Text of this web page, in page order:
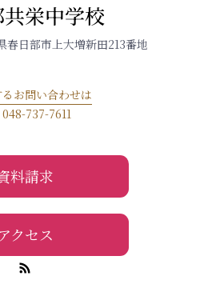
栄中学校
日部市上大増新田213番地
お問い合わせは
737-7611
料請求
クセス